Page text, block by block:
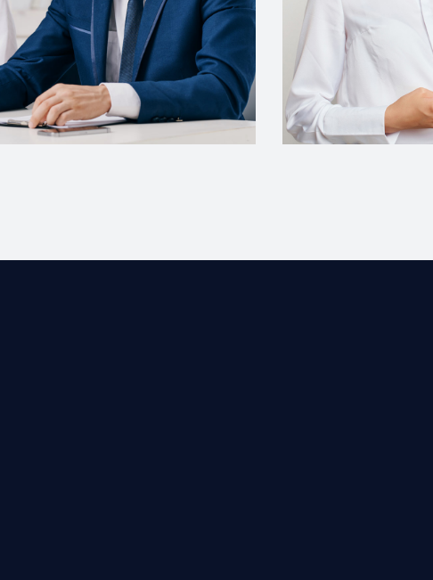
ACCOUNT MANAGER
David Meyer
INTERIOR DESIGNER
Tiffany King